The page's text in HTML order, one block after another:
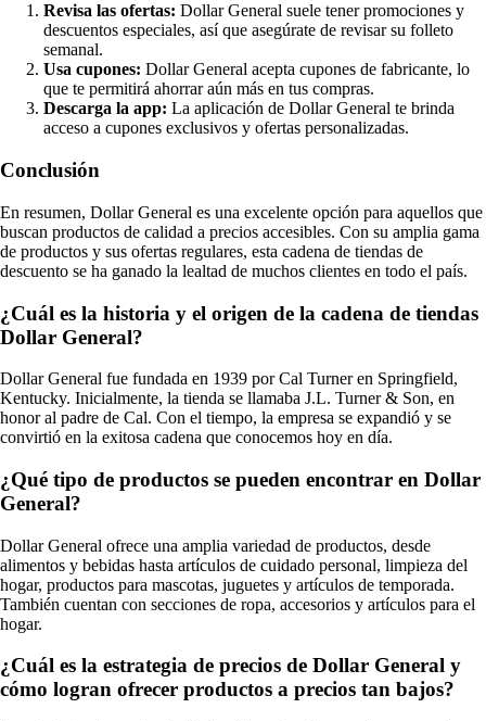
Revisa las ofertas: Dollar General suele tener promociones y
descuentos especiales, así que asegúrate de revisar su folleto
semanal.
Usa cupones: Dollar General acepta cupones de fabricante, lo
que te permitirá ahorrar aún más en tus compras.
Descarga la app: La aplicación de Dollar General te brinda
acceso a cupones exclusivos y ofertas personalizadas.
Conclusión
En resumen, Dollar General es una excelente opción para aquellos que
buscan productos de calidad a precios accesibles. Con su amplia gama
de productos y sus ofertas regulares, esta cadena de tiendas de
descuento se ha ganado la lealtad de muchos clientes en todo el país.
¿Cuál es la historia y el origen de la cadena de tiendas
Dollar General?
Dollar General fue fundada en 1939 por Cal Turner en Springfield,
Kentucky. Inicialmente, la tienda se llamaba J.L. Turner & Son, en
honor al padre de Cal. Con el tiempo, la empresa se expandió y se
convirtió en la exitosa cadena que conocemos hoy en día.
¿Qué tipo de productos se pueden encontrar en Dollar
General?
Dollar General ofrece una amplia variedad de productos, desde
alimentos y bebidas hasta artículos de cuidado personal, limpieza del
hogar, productos para mascotas, juguetes y artículos de temporada.
También cuentan con secciones de ropa, accesorios y artículos para el
hogar.
¿Cuál es la estrategia de precios de Dollar General y
cómo logran ofrecer productos a precios tan bajos?